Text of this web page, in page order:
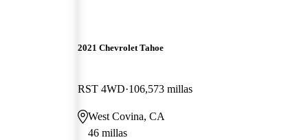
2021 Chevrolet Tahoe
RST 4WD 106,573 millas
West Covina, CA
46 millas